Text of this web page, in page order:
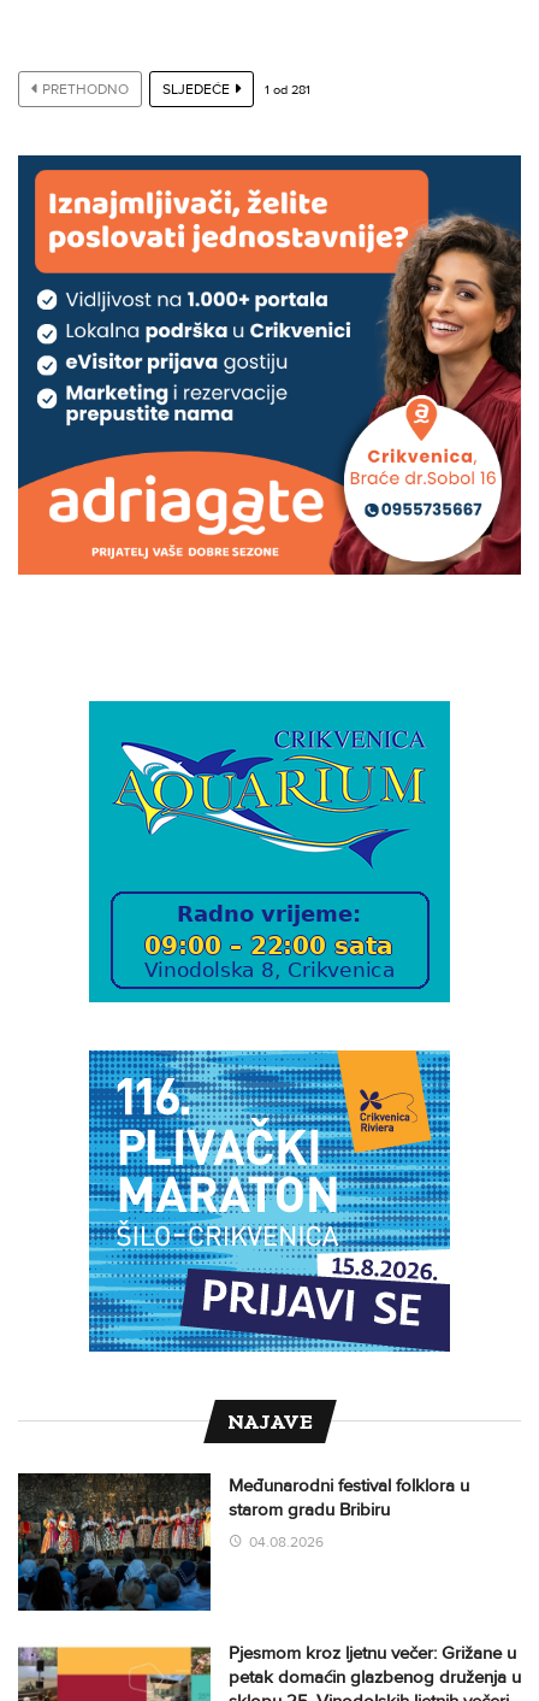
PRETHODNO SLJEDEĆE 1 od 281
NAJAVE
Međunarodni festival folklora u
starom gradu Bribiru
04.08.2026
Pjesmom kroz ljetnu večer: Grižane u
petak domaćin glazbenog druženja u